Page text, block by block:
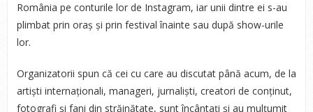
România pe conturile lor de Instagram, iar unii dintre ei s-au
plimbat prin oraș și prin festival înainte sau după show-urile
lor.
Organizatorii spun că cei cu care au discutat până acum, de la
artiști internaționali, manageri, jurnaliști, creatori de conținut,
fotografi și fani din străinătate, sunt încântați și au mulțumit